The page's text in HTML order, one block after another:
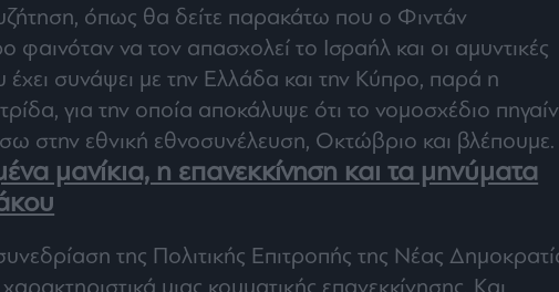
όπως θα δείτε παρακάτω που ο Φιντάν
φαινόταν να τον απασχολεί το Ισραήλ και οι αμυντικές
έχει συνάψει με την Ελλάδα και την Κύπρο, παρά η
για την οποία αποκάλυψε ότι το νομοσχέδιο
στην εθνική εθνοσυνέλευση, Οκτώβριο και βλέπουμε.
μανίκια, η επανεκκίνηση και τα μηνύματα
της Πολιτικής Επιτροπής της Νέας